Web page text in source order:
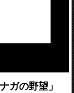
ガの野望」